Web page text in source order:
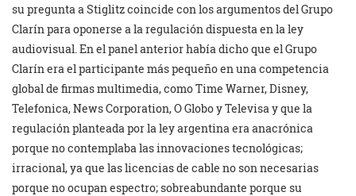
su pregunta a Stiglitz coincide con los argumentos del Grupo
Clarín para oponerse a la regulación dispuesta en la ley
audiovisual. En el panel anterior había dicho que el Grupo
Clarín era el participante más pequeño en una competencia
global de firmas multimedia, como Time Warner, Disney,
Telefonica, News Corporation, O Globo y Televisa y que la
regulación planteada por la ley argentina era anacrónica
porque no contemplaba las innovaciones tecnológicas;
irracional, ya que las licencias de cable no son necesarias
porque no ocupan espectro; sobreabundante porque su